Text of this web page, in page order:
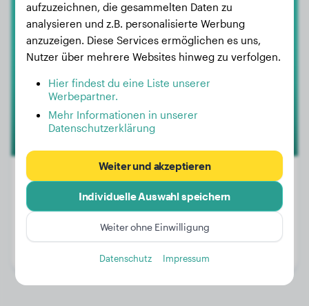
Dogo Argentino
Arya
Gewicht:
25 kg
1 Jahr, 9 Monate
aufzuzeichnen, die gesammelten Daten zu
analysieren und z.B. personalisierte Werbung
anzuzeigen. Diese Services ermöglichen es uns,
Nutzer über mehrere Websites hinweg zu verfolgen.
Hier findest du eine Liste unserer
Werbepartner.
Mehr Informationen in unserer
Datenschutzerklärung
Weiter und akzeptieren
Individuelle Auswahl speichern
Weiter ohne Einwilligung
Datenschutz Impressum